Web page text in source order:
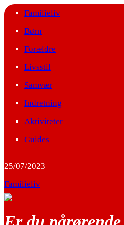
Familieliv
Børn
Forældre
Livsstil
Samvær
Indretning
Aktiviteter
Guides
25/07/2023
Familieliv